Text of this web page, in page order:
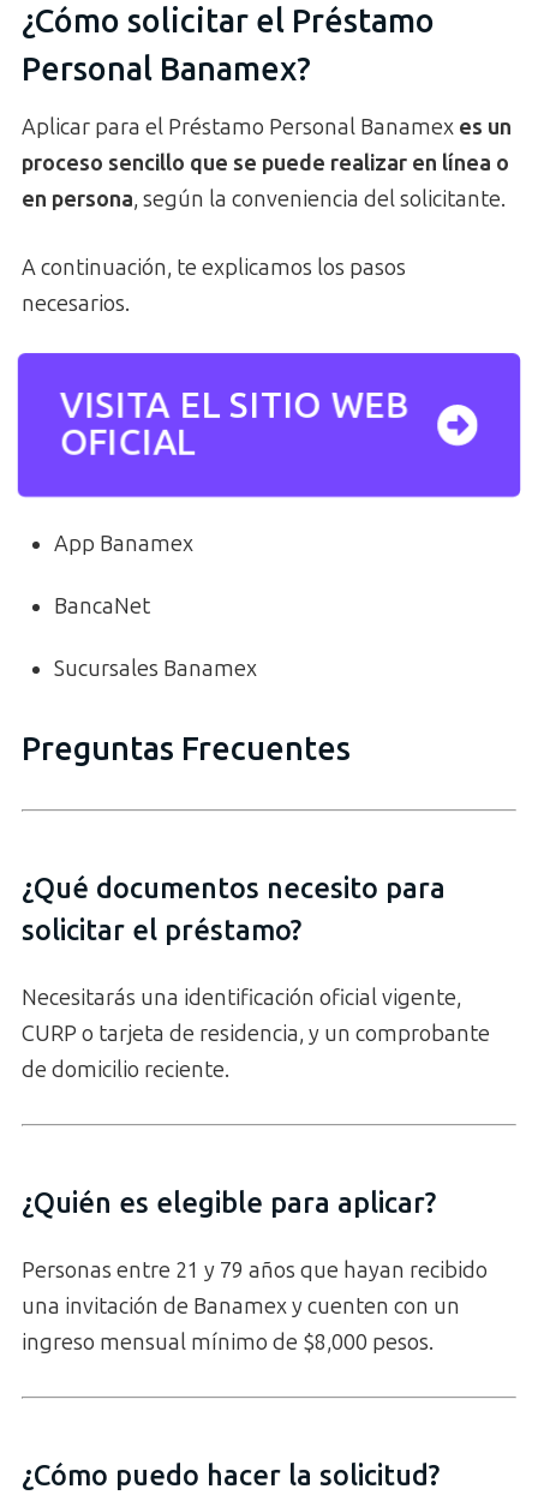
¿Cómo solicitar el Préstamo
Personal Banamex?
Aplicar para el Préstamo Personal Banamex es un
proceso sencillo que se puede realizar en línea o
en persona, según la conveniencia del solicitante.
A continuación, te explicamos los pasos
necesarios.
VISITA EL SITIO WEB
OFICIAL
App Banamex
BancaNet
Sucursales Banamex
Preguntas Frecuentes
¿Qué documentos necesito para
solicitar el préstamo?
Necesitarás una identificación oficial vigente,
CURP o tarjeta de residencia, y un comprobante
de domicilio reciente.
¿Quién es elegible para aplicar?
Personas entre 21 y 79 años que hayan recibido
una invitación de Banamex y cuenten con un
ingreso mensual mínimo de $8,000 pesos.
¿Cómo puedo hacer la solicitud?